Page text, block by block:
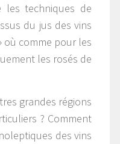
techniques de
du jus des vins
où comme pour les
les rosés de
grandes régions
? Comment
des vins